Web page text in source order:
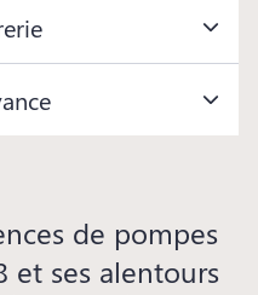
de pompes
et ses alentours